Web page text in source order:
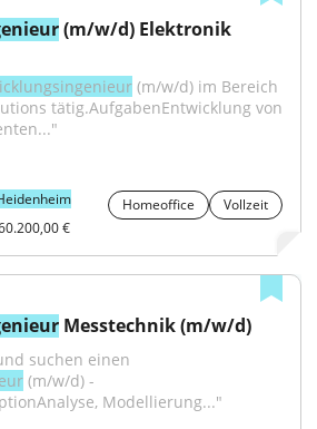
(m/w/d) Elektronik
(m/w/d) im Bereich
tätig.AufgabenEntwicklung von
Homeoffice
Vollzeit
€
Messtechnik (m/w/d)
(m/w/d) -
Modellierung..."